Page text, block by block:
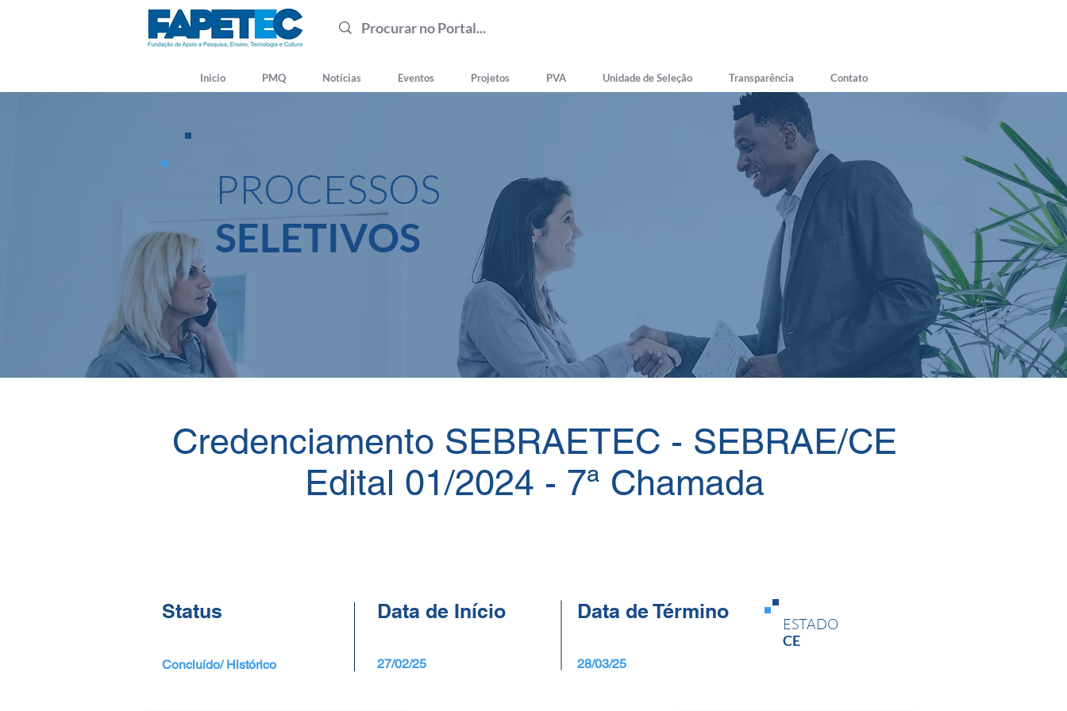
Inicio PMQ Notícias Eventos Projetos PVA Unidade de Seleção Transparência Contato
SELETIVOS
PROCESSOS
Credenciamento SEBRAETEC - SEBRAE/CE
Edital 01/2024 - 7ª Chamada
Status
Concluído/ Histórico
Data de Início
27/02/25
Data de Término
28/03/25
ESTADO
CE